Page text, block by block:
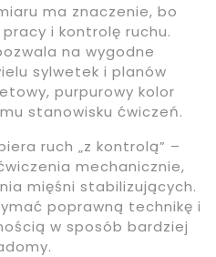
ma znaczenie, bo
i kontrolę ruchu.
na wygodne
sylwetek i planów
purpurowy kolor
stanowisku ćwiczeń.
ruch „z kontrolą” –
mechanicznie,
mięśni stabilizujących.
poprawną technikę i
w sposób bardziej